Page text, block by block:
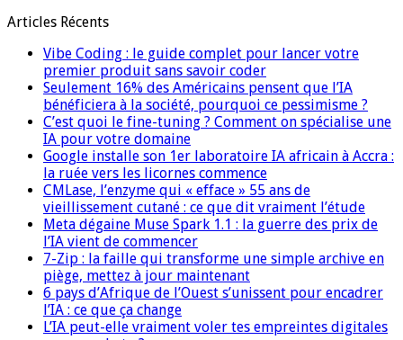
Articles Récents
Vibe Coding : le guide complet pour lancer votre
premier produit sans savoir coder
Seulement 16% des Américains pensent que l’IA
bénéficiera à la société, pourquoi ce pessimisme ?
C’est quoi le fine-tuning ? Comment on spécialise une
IA pour votre domaine
Google installe son 1er laboratoire IA africain à Accra :
la ruée vers les licornes commence
CMLase, l’enzyme qui « efface » 55 ans de
vieillissement cutané : ce que dit vraiment l’étude
Meta dégaine Muse Spark 1.1 : la guerre des prix de
l’IA vient de commencer
7-Zip : la faille qui transforme une simple archive en
piège, mettez à jour maintenant
6 pays d’Afrique de l’Ouest s’unissent pour encadrer
l’IA : ce que ça change
L’IA peut-elle vraiment voler tes empreintes digitales